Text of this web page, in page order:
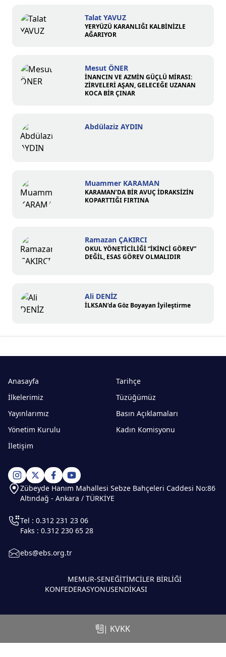
Talat YAVUZ
YERYÜZÜ KARANLIĞI KALBİNİZLE
AĞARIYOR
Mesut ÖNER
İNANCIN VE AZMİN GÜÇLÜ MİRASI:
ZİRVELERİ AŞAN, GELECEĞE UZANAN
KOCA BİR ÇINAR
Abdülaziz AYDIN
Muammer KARAMAN
KARAMAN’DA BİR AVUÇ İDRAKSİZİN
KOPARTTIĞI FIRTINA
Ramazan ÇAKIRCI
OKUL YÖNETİCİLİĞİ “İKİNCİ GÖREV”
DEĞİL, ESAS GÖREV OLMALIDIR
Ali DENİZ
İLKSAN’da Göz Boyayan İyileştirme
Anasayfa
Tarihçe
İlkelerimiz
Tüzüğümüz
Yayınlarımız
Basın Açıklamaları
Yönetim Kurulu
Kadın Komisyonu
İletişim
MEMUR-SEN
KONFEDERASYONU
EĞİTİMCİLER BİRLİĞİ
SENDİKASI
Zübeyde Hanım Mahallesi Sebze Bahçeleri Caddesi No:86
Altındağ - Ankara / TÜRKİYE
Tel : 0.312 231 23 06
Faks : 0.312 230 65 28
ebs@ebs.org.tr
| KVKK